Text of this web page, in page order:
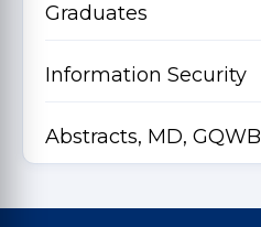
Graduates
Information Security
Abstracts, MD, GQWB